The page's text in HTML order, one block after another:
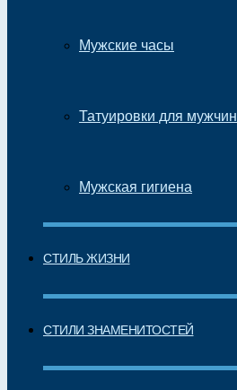
Мужские часы
Татуировки для мужчин
Мужская гигиена
СТИЛЬ ЖИЗНИ
СТИЛИ ЗНАМЕНИТОСТЕЙ